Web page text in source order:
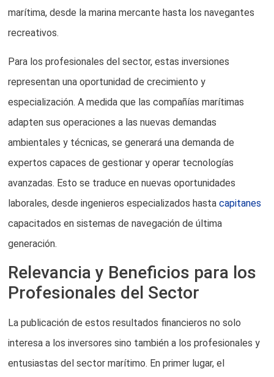
marítima, desde la marina mercante hasta los navegantes
recreativos.
Para los profesionales del sector, estas inversiones
representan una oportunidad de crecimiento y
especialización. A medida que las compañías marítimas
adapten sus operaciones a las nuevas demandas
ambientales y técnicas, se generará una demanda de
expertos capaces de gestionar y operar tecnologías
avanzadas. Esto se traduce en nuevas oportunidades
laborales, desde ingenieros especializados hastacapitanes
capacitados en sistemas de navegación de última
generación.
Relevancia y Beneficios para los
Profesionales del Sector
La publicación de estos resultados financieros no solo
interesa a los inversores sino también a los profesionales y
entusiastas del sector marítimo. En primer lugar, el